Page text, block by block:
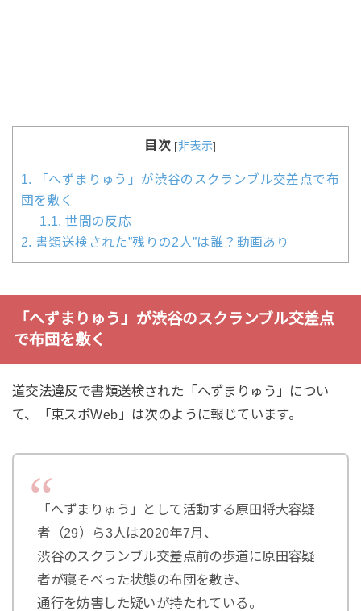
目次 [非表示]
1. 「へずまりゅう」が渋谷のスクランブル交差点で布
団を敷く
1.1. 世間の反応
2. 書類送検された”残りの2人”は誰？動画あり
「へずまりゅう」が渋谷のスクランブル交差点
で布団を敷く
道交法違反で書類送検された「へずまりゅう」につい
て、「東スポWeb」は次のように報じています。
「へずまりゅう」として活動する原田将大容疑
者（29）ら3人は2020年7月、
渋谷のスクランブル交差点前の歩道に原田容疑
者が寝そべった状態の布団を敷き、
通行を妨害した疑いが持たれている。